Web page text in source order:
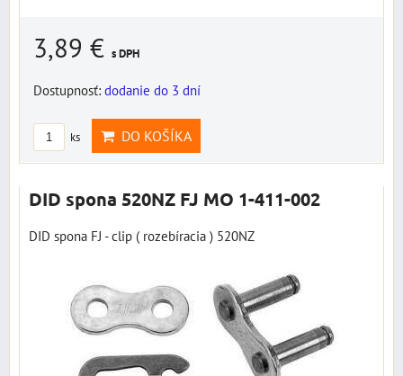
3,89 € s DPH
Dostupnosť: dodanie do 3 dní
ks DO KOŠÍKA
DID spona 520NZ FJ MO 1-411-002
DID spona FJ - clip ( rozebíracia ) 520NZ